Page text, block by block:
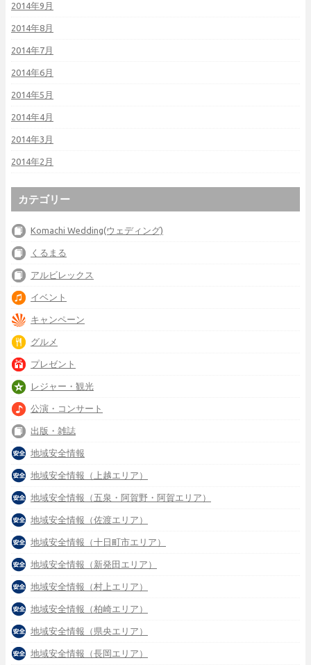
2014年9月
2014年8月
2014年7月
2014年6月
2014年5月
2014年4月
2014年3月
2014年2月
カテゴリー
Komachi Wedding(ウェディング)
くるまる
アルビレックス
イベント
キャンペーン
グルメ
プレゼント
レジャー・観光
公演・コンサート
出版・雑誌
地域安全情報
地域安全情報（上越エリア）
地域安全情報（五泉・阿賀野・阿賀エリア）
地域安全情報（佐渡エリア）
地域安全情報（十日町市エリア）
地域安全情報（新発田エリア）
地域安全情報（村上エリア）
地域安全情報（柏崎エリア）
地域安全情報（県央エリア）
地域安全情報（長岡エリア）